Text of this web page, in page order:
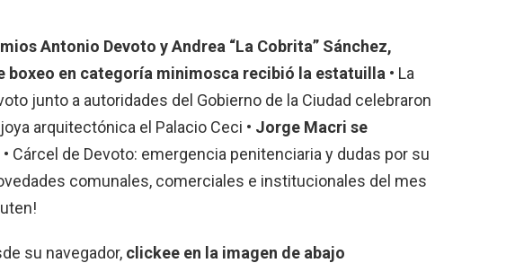
Antonio Devoto y Andrea “La Cobrita” Sánchez,
boxeo en categoría minimosca recibió la estatuilla • La
junto a autoridades del Gobierno de la Ciudad celebraron
arquitectónica el Palacio Ceci • Jorge Macri se
• Cárcel de Devoto: emergencia penitenciaria y dudas por su
comunales, comerciales e institucionales del mes
su navegador, clickee en la imagen de abajo